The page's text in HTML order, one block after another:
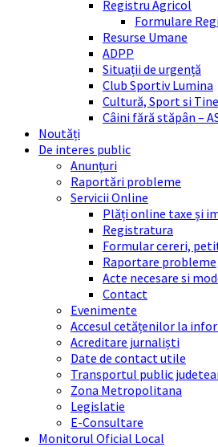
Registru Agricol
Formulare
Resurse Umane
ADPP
Situații de urgență
Club Sportiv Lumina
Cultură, Sport si
Câini fără stăpân –
Noutăți
De interes public
Anunțuri
Raportări probleme
Servicii Online
Plăți online taxe și
Registratura
Formular cereri,
Raportare probleme
Acte necesare si
Contact
Evenimente
Accesul cetățenilor la
Acreditare jurnaliști
Date de contact utile
Transportul public
Zona Metropolitana
Legislatie
E-Consultare
Monitorul Oficial Local